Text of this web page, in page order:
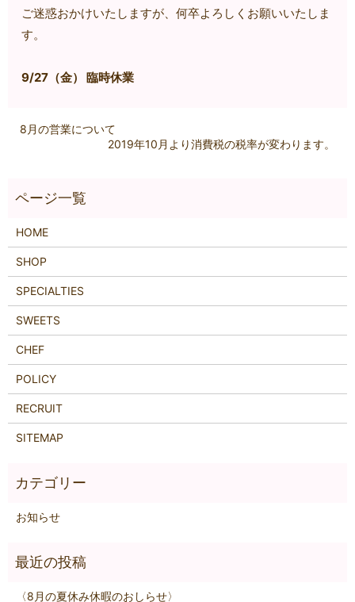
ご迷惑おかけいたしますが、何卒よろしくお願いいたしま
す。
9/27（金）臨時休業
8月の営業について
2019年10月より消費税の税率が変わります。
HOME
SHOP
SPECIALTIES
SWEETS
CHEF
POLICY
RECRUIT
SITEMAP
お知らせ
〈8月の夏休み休暇のおしらせ〉